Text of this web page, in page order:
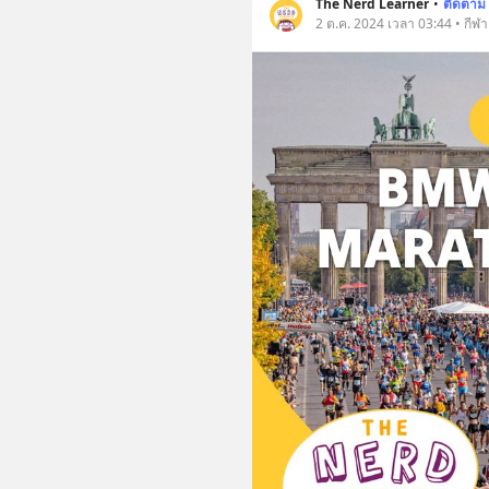
The Nerd Learner • ติดตาม
2 ต.ค. 2024 เวลา 03:44 • กีฬา